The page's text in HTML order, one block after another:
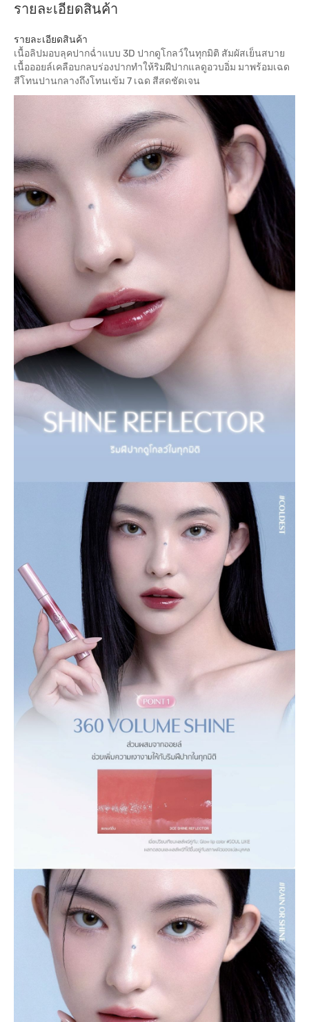
รายละเอียดสินค้า
รายละเอียดสินค้า
เนื้อลิปมอบลุคปากฉ่ำแบบ 3D ปากดูโกลว์ในทุกมิติ สัมผัสเย็นสบาย
เนื้อออยล์เคลือบกลบร่องปากทำให้ริมฝีปากแลดูอวบอิ่ม มาพร้อมเฉด
สีโทนปานกลางถึงโทนเข้ม 7 เฉด สีสดชัดเจน